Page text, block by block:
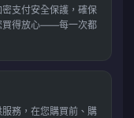
支付安全保護，確保
買得放心——每一次都
務，在您購買前、購